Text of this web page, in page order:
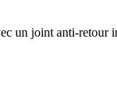
un joint anti-retour